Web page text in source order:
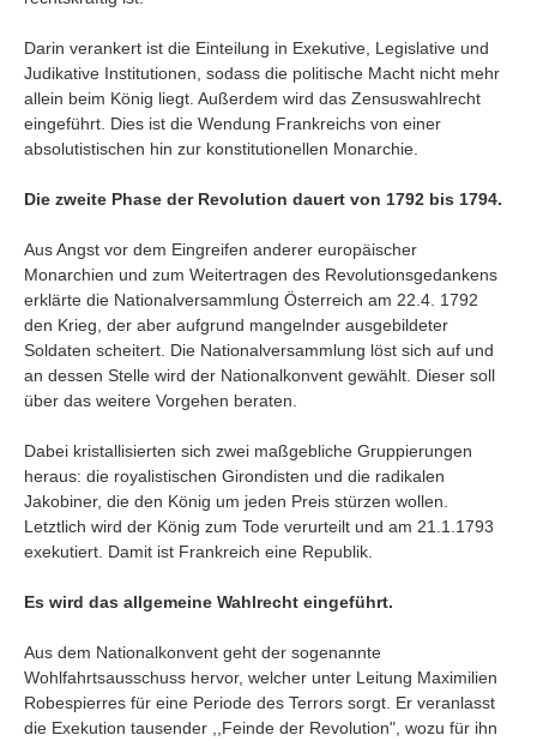
Darin verankert ist die Einteilung in Exekutive, Legislative und
Judikative Institutionen, sodass die politische Macht nicht mehr
allein beim König liegt. Außerdem wird das Zensuswahlrecht
eingeführt. Dies ist die Wendung Frankreichs von einer
absolutistischen hin zur konstitutionellen Monarchie.
Die zweite Phase der Revolution dauert von 1792 bis 1794.
Aus Angst vor dem Eingreifen anderer europäischer
Monarchien und zum Weitertragen des Revolutionsgedankens
erklärte die Nationalversammlung Österreich am 22.4. 1792
den Krieg, der aber aufgrund mangelnder ausgebildeter
Soldaten scheitert. Die Nationalversammlung löst sich auf und
an dessen Stelle wird der Nationalkonvent gewählt. Dieser soll
über das weitere Vorgehen beraten.
Dabei kristallisierten sich zwei maßgebliche Gruppierungen
heraus: die royalistischen Girondisten und die radikalen
Jakobiner, die den König um jeden Preis stürzen wollen.
Letztlich wird der König zum Tode verurteilt und am 21.1.1793
exekutiert. Damit ist Frankreich eine Republik.
Es wird das allgemeine Wahlrecht eingeführt.
Aus dem Nationalkonvent geht der sogenannte
Wohlfahrtsausschuss hervor, welcher unter Leitung Maximilien
Robespierres für eine Periode des Terrors sorgt. Er veranlasst
die Exekution tausender ,,Feinde der Revolution", wozu für ihn